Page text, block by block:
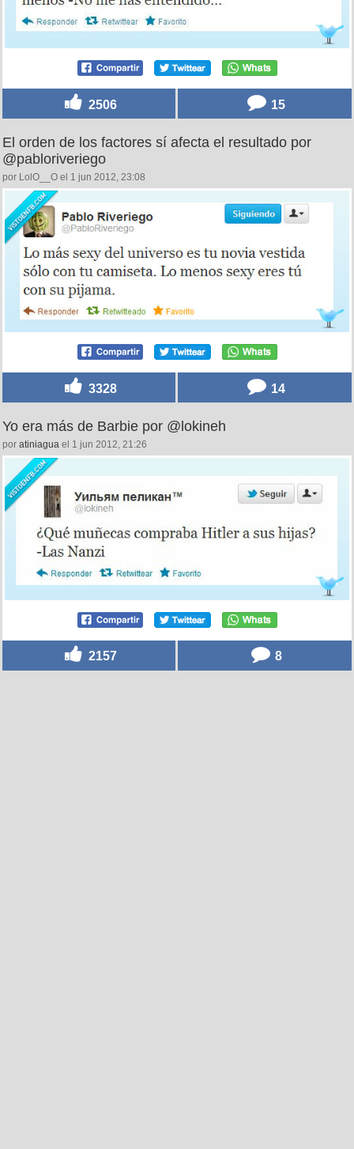
2506 15
El orden de los factores sí afecta el resultado por
@pabloriveriego
por LolO__O el 1 jun 2012, 23:08
3328 14
Yo era más de Barbie por @lokineh
por atiniagua el 1 jun 2012, 21:26
2157 8